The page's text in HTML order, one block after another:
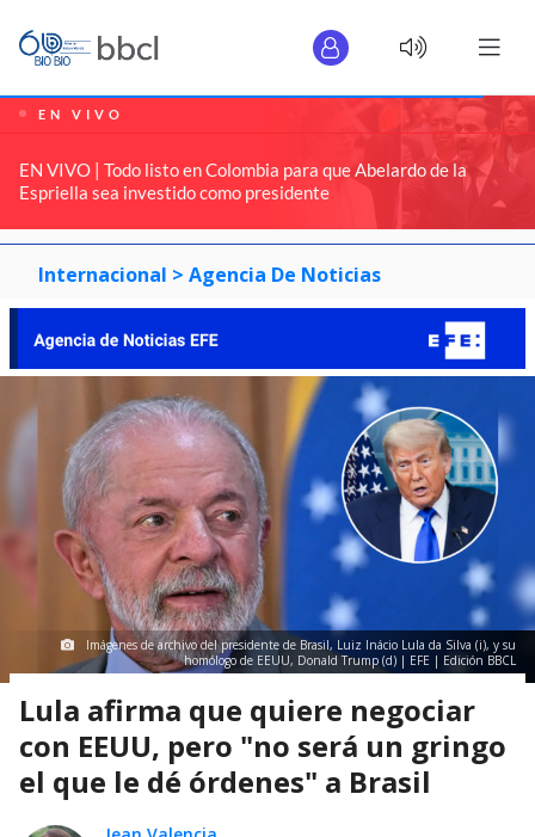
EN VIVO
EN VIVO | Todo listo en Colombia para que Abelardo de la
Espriella sea investido como presidente
Internacional > Agencia De Noticias
Imágenes de archivo del presidente de Brasil, Luiz Inácio Lula da Silva (i), y su
homólogo de EEUU, Donald Trump (d) | EFE | Edición BBCL
Lula afirma que quiere negociar
con EEUU, pero "no será un gringo
el que le dé órdenes" a Brasil